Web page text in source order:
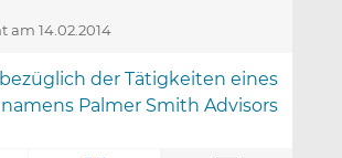
am 14.02.2014
der Tätigkeiten eines
Palmer Smith Advisors